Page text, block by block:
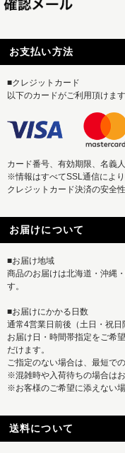
お支払い方法
■クレジットカード
以下のカードがご利用頂けます
カード番号、有効期限、名義
※情報はすべてSSL通信により
クレジットカード決済の安全
お届けについて
■お届け地域
商品のお届けは北海道・沖縄
す。
■お届けにかかる日数
通常4営業日前後（土日・祝日
お届け日・時間帯指定をご希
だけます。
ご指定のない場合は、最短で
※混雑時や入荷待ちの場合は
※お客様のご希望に添えない
送料について